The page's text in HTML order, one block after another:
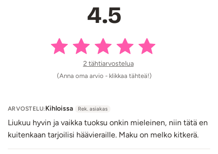
Liukuvoiden sisältää myös glyseriiniä, joka on
esiintyy ihon suojakerroksessa, jota kutsutaan
hydrolipidikerrokseksi (happovaippa). Glyseriini sitoo
kosteuden sekä iholla että tuotteessa ja siksi sitä
käytetäänkin laajasti kosmetiikkatuotteissa.
Värittömänä, tahraamattomana ja tahmaamattomana
liukuvoide ei sotke intohimon hetkiänne. Riittoisa
EasyGlide Rose Champagneliukaste peseytyy ihon
pinnalta pois helposti vedellä. Kevyt koostumus.
4.5
2 tähtiarvostelua
(Anna oma arvio - klikkaa tähteä!)
ARVOSTELU:Kihloissa Rek. asiakas
Liukuu hyvin ja vaikka tuoksu onkin mieleinen, niin tätä en
kuitenkaan tarjoilisi häävieraille. Maku on melko kitkerä.